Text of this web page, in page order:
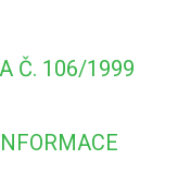
Č. 106/1999